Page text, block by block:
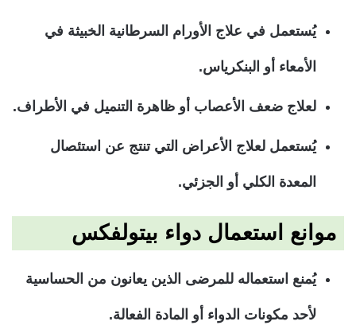
يُستعمل في علاج الأورام السرطانية الخبيثة في
الأمعاء أو البنكرياس.
لعلاج ضعف الأعصاب أو ظاهرة التنميل في الأطراف.
يُستعمل لعلاج الأعراض التي تنتج عن استئصال
المعدة الكلي أو الجزئي.
موانع استعمال دواء بيتولفكس
يُمنع استعماله للمرضى الذين يعانون من الحساسية
لأحد مكونات الدواء أو المادة الفعالة.